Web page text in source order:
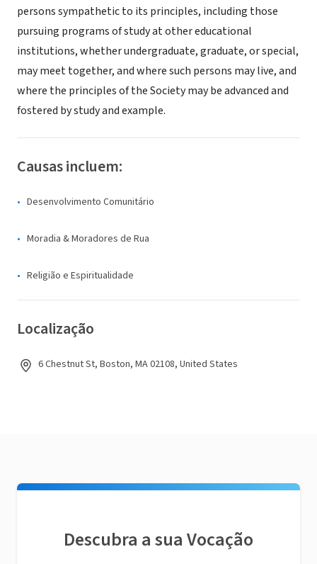
persons sympathetic to its principles, including those
pursuing programs of study at other educational
institutions, whether undergraduate, graduate, or special,
may meet together, and where such persons may live, and
where the principles of the Society may be advanced and
fostered by study and example.
Causas incluem:
Desenvolvimento Comunitário
Moradia & Moradores de Rua
Religião e Espiritualidade
Localização
6 Chestnut St, Boston, MA 02108, United States
Descubra a sua Vocação